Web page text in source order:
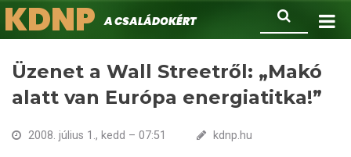
Ugrás
a
Keresés
KDNPA családokért.
Üzenet a Wall Streetről: „Makó
alatt van Európa energiatitka!”
2008. július 1., kedd – 07:51 kdnp.hu